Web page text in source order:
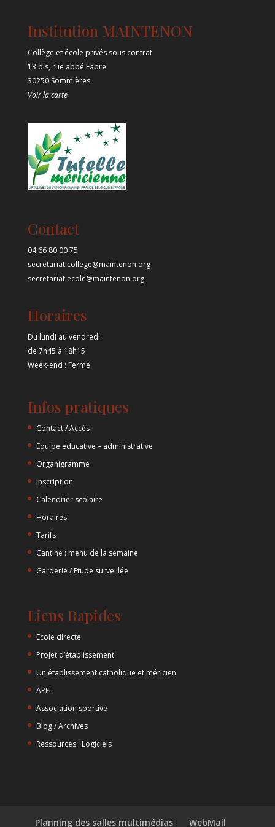
Institution MAINTENON
Collège et école privés sous contrat
13 bis, rue abbé Fabre
30250 Sommières
Voir la carte
Contact
04 66 80 00 75
secretariat.college@maintenon.org
secretariat.ecole@maintenon.org
Horaires
Du lundi au vendredi :
de 7h45 à 18h15
Week-end : Fermé
Infos pratiques
Contact / Accès
Equipe éducative – administrative
Organigramme
Inscription
Calendrier scolaire
Horaires
Tarifs
Cantine : menu de la semaine
Garderie / Etude surveillée
Liens Rapides
Ecole directe
Projet d’établissement
Un établissement catholique et méricien
APEL
Association sportive
Blog / Archives
Ressources : Logiciels
Planning des salles multimédias WebMail